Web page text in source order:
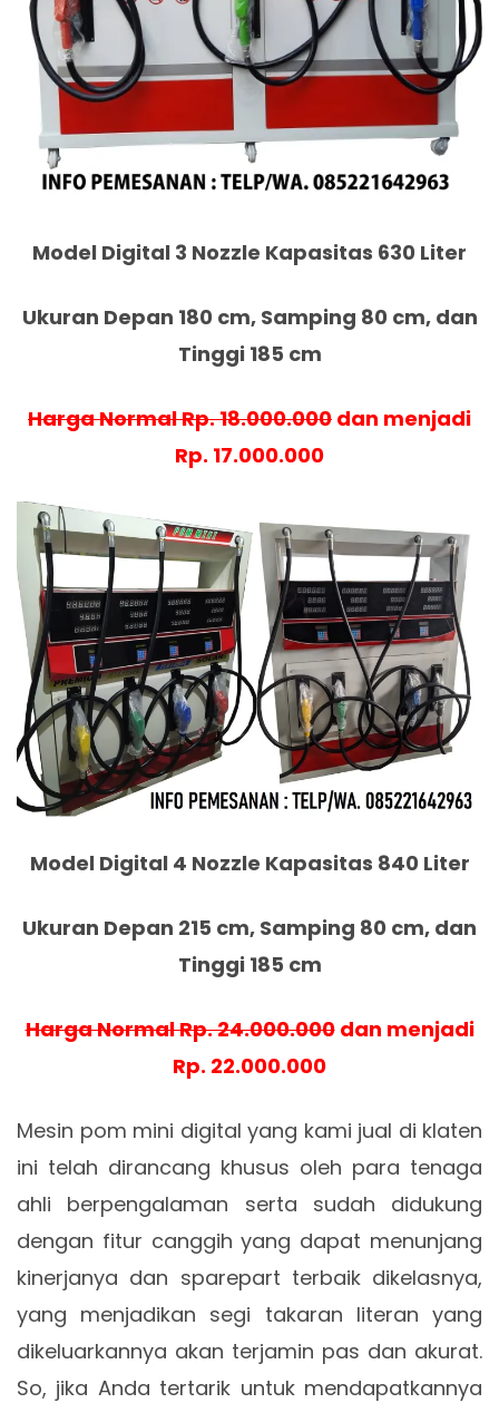
Model Digital 3 Nozzle Kapasitas 630 Liter
Ukuran Depan 180 cm, Samping 80 cm, dan
Tinggi 185 cm
Harga Normal Rp. 18.000.000 dan menjadi
Rp. 17.000.000
Model Digital 4 Nozzle Kapasitas 840 Liter
Ukuran Depan 215 cm, Samping 80 cm, dan
Tinggi 185 cm
Harga Normal Rp. 24.000.000dan menjadi
Rp. 22.000.000
Mesin pom mini digital yang kami jual di klaten
ini telah dirancang khusus oleh para tenaga
ahli berpengalaman serta sudah didukung
dengan fitur canggih yang dapat menunjang
kinerjanya dan sparepart terbaik dikelasnya,
yang menjadikan segi takaran literan yang
dikeluarkannya akan terjamin pas dan akurat.
So, jika Anda tertarik untuk mendapatkannya